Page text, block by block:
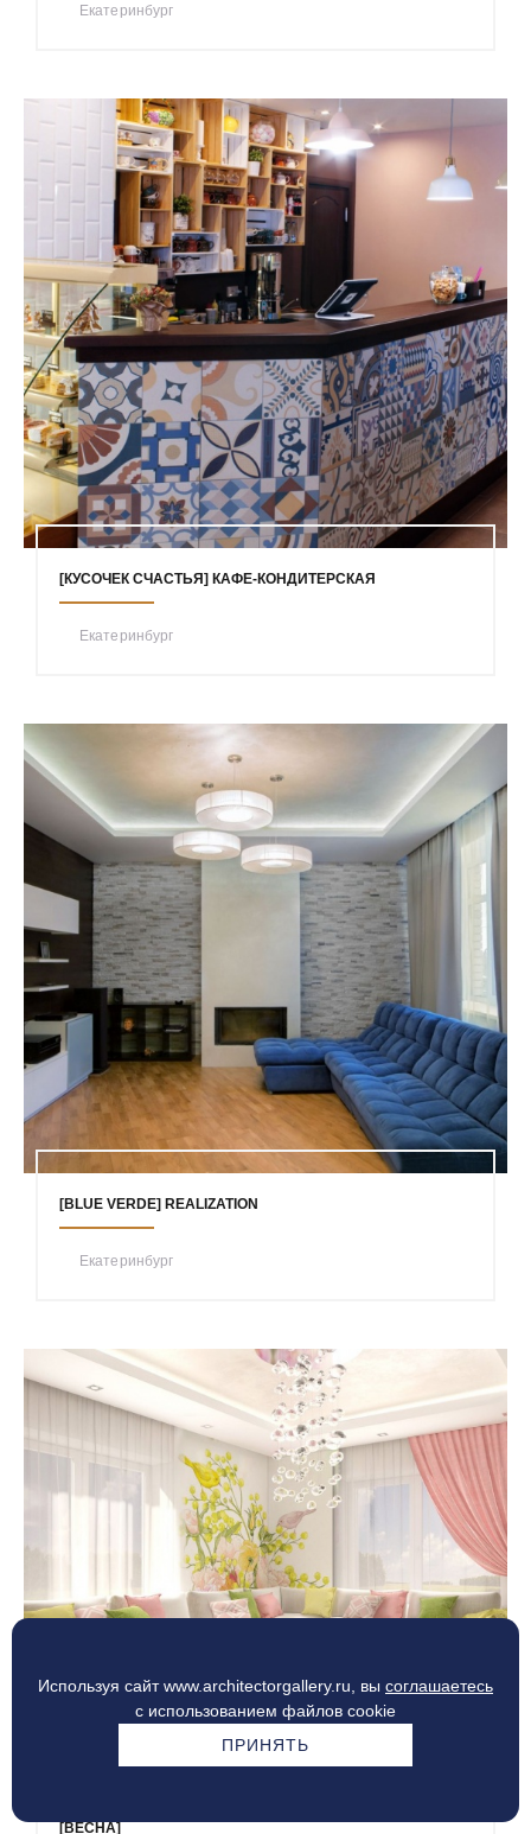
Екатеринбург
[КУСОЧЕК СЧАСТЬЯ] КАФЕ-КОНДИТЕРСКАЯ
Екатеринбург
[BLUE VERDE] REALIZATION
Екатеринбург
[ВЕСНА]
Используя сайт www.architectorgallery.ru, вы соглашаетесь
с использованием файлов cookie
ПРИНЯТЬ